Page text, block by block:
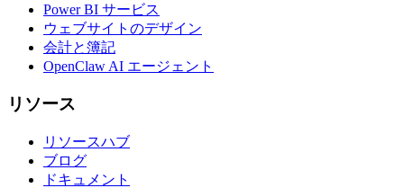
Power BI サービス
ウェブサイトのデザイン
会計と簿記
OpenClaw AI エージェント
リソース
リソースハブ
ブログ
ドキュメント